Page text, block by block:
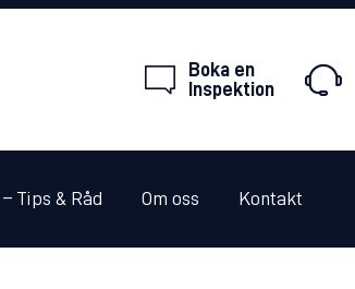
Boka en
Inspektion
Tips & Råd Om oss Kontakt
& RÅD
OSS